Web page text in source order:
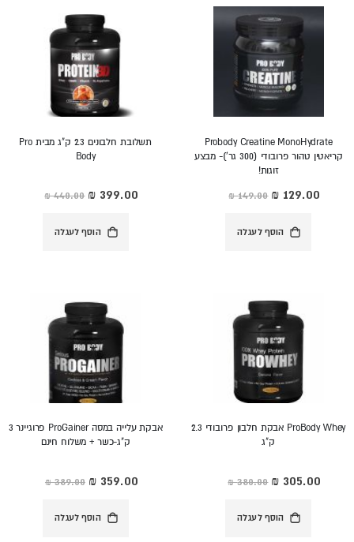
Probody Creatine MonoHydrate
קריאטין טהור פרובודי (300 גר')- מבצע
זוגות!
‏149.00 ₪ מחיר
מיוחד
הוסף לעגלה
תשלובת חלבונים 2.3 ק"ג מבית Pro
Body
‏440.00 ₪ מחיר
מיוחד
הוסף לעגלה
ProBody Whey אבקת חלבון פרובודי 2.3
ק"ג
‏380.00 ₪ מחיר
מיוחד
הוסף לעגלה
אבקת עלייה במסה ProGainer פרוגיינר 3
ק"ג-כשר + משלוח חינם
‏389.00 ₪ מחיר
מיוחד
הוסף לעגלה